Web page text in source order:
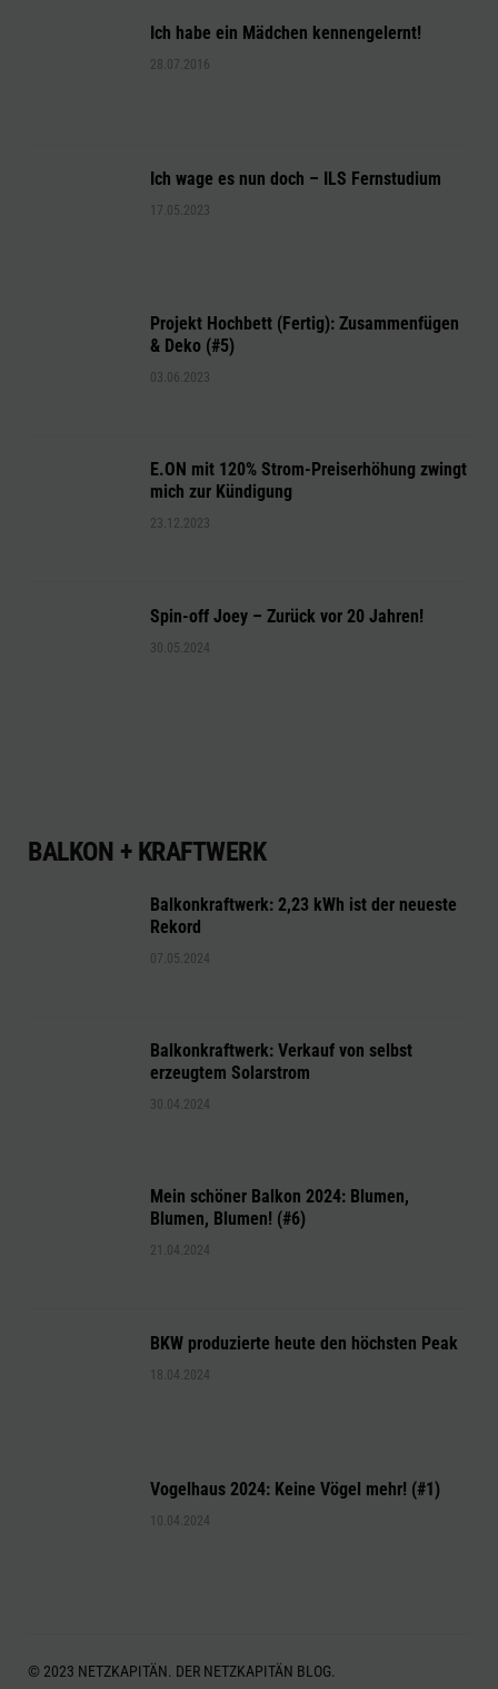
Ich habe ein Mädchen kennengelernt!
28.07.2016
Ich wage es nun doch – ILS Fernstudium
17.05.2023
Projekt Hochbett (Fertig): Zusammenfügen
& Deko (#5)
03.06.2023
E.ON mit 120% Strom-Preiserhöhung zwingt
mich zur Kündigung
23.12.2023
Spin-off Joey – Zurück vor 20 Jahren!
30.05.2024
BALKON + KRAFTWERK
Balkonkraftwerk: 2,23 kWh ist der neueste
Rekord
07.05.2024
Balkonkraftwerk: Verkauf von selbst
erzeugtem Solarstrom
30.04.2024
Mein schöner Balkon 2024: Blumen,
Blumen, Blumen! (#6)
21.04.2024
BKW produzierte heute den höchsten Peak
18.04.2024
Vogelhaus 2024: Keine Vögel mehr! (#1)
10.04.2024
© 2023 NETZKAPITÄN. DER NETZKAPITÄN BLOG.